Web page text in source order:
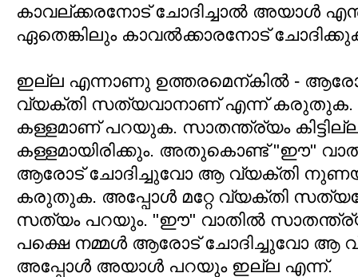
കാവല്ക്കരനോട് ചോദിച്ചാല്‍ അയാള്‍
ഏതെങ്കിലും കാവല്‍ക്കാരനോട്
ഇല്ല എന്നാണു ഉത്തരമെന്കില്‍ -
വ്യക്തി സത്യവാനാണ് എന്ന് കരുതുക.
കള്ളമാണ് പറയുക. സാതന്ത്ര്യം
കള്ളമായിരിക്കും. അതുകൊണ്ട് "ഈ"
ആരോട് ചോദിച്ചുവോ ആ വ്യക്തി
കരുതുക. അപ്പോള്‍ മറ്റേ വ്യക്തി
സത്യം പറയും. "ഈ" വാതില്‍
പക്ഷെ നമ്മള്‍ ആരോട് ചോദിച്ചുവോ ആ
അപ്പോള്‍ അയാള്‍ പറയും ഇല്ല എന്ന്.